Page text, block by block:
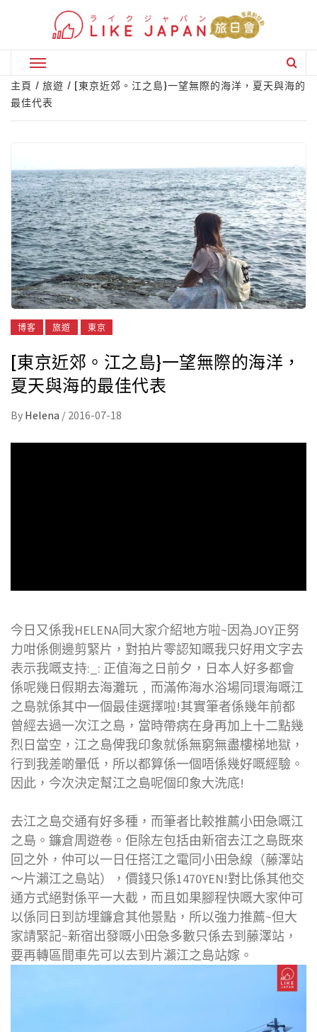
Primary
Menu
主頁 旅遊
[東京近郊。江之島}一望無際的海洋，夏天與海的
最佳代表
博客 旅遊 東京
[東京近郊。江之島}一望無際的海洋，
夏天與海的最佳代表
By Helena / 2016-07-18
今日又係我HELENA同大家介紹地方啦~因為JOY正努
力咁係側邊剪緊片，對拍片零認知嘅我只好用文字去
表示我嘅支持:_: 正值海之日前夕，日本人好多都會
係呢幾日假期去海灘玩﹐而滿佈海水浴場同環海嘅江
之島就係其中一個最佳選擇啦!其實筆者係幾年前都
曾經去過一次江之島，當時帶病在身再加上十二點幾
烈日當空，江之島俾我印象就係無窮無盡樓梯地獄，
行到我差啲暈低，所以都算係一個唔係幾好嘅經驗。
因此，今次決定幫江之島呢個印象大洗底!
去江之島交通有好多種，而筆者比較推薦小田急嘅江
之島。鐮倉周遊卷。佢除左包括由新宿去江之島既來
回之外，仲可以一日任搭江之電同小田急線（藤澤站
～片瀨江之島站），價錢只係1470YEN!對比係其他交
通方式絕對係平一大截，而且如果腳程快嘅大家仲可
以係同日到訪埋鐮倉其他景點，所以強力推薦~但大
家請緊記~新宿出發嘅小田急多數只係去到藤澤站，
要再轉區間車先可以去到片瀨江之島站嫁。